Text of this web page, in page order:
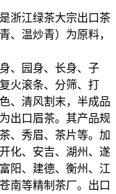
浙江绿茶大宗出口茶
、温炒青）为原料，
、园身、长身、子
火滚条、分筛、打
、清风割末，半成品
出口眉茶。其产品规
、秀眉、茶片等。加
化、安吉、湖州、遂
阳、建德、衡州、江
南等精制茶厂。出口